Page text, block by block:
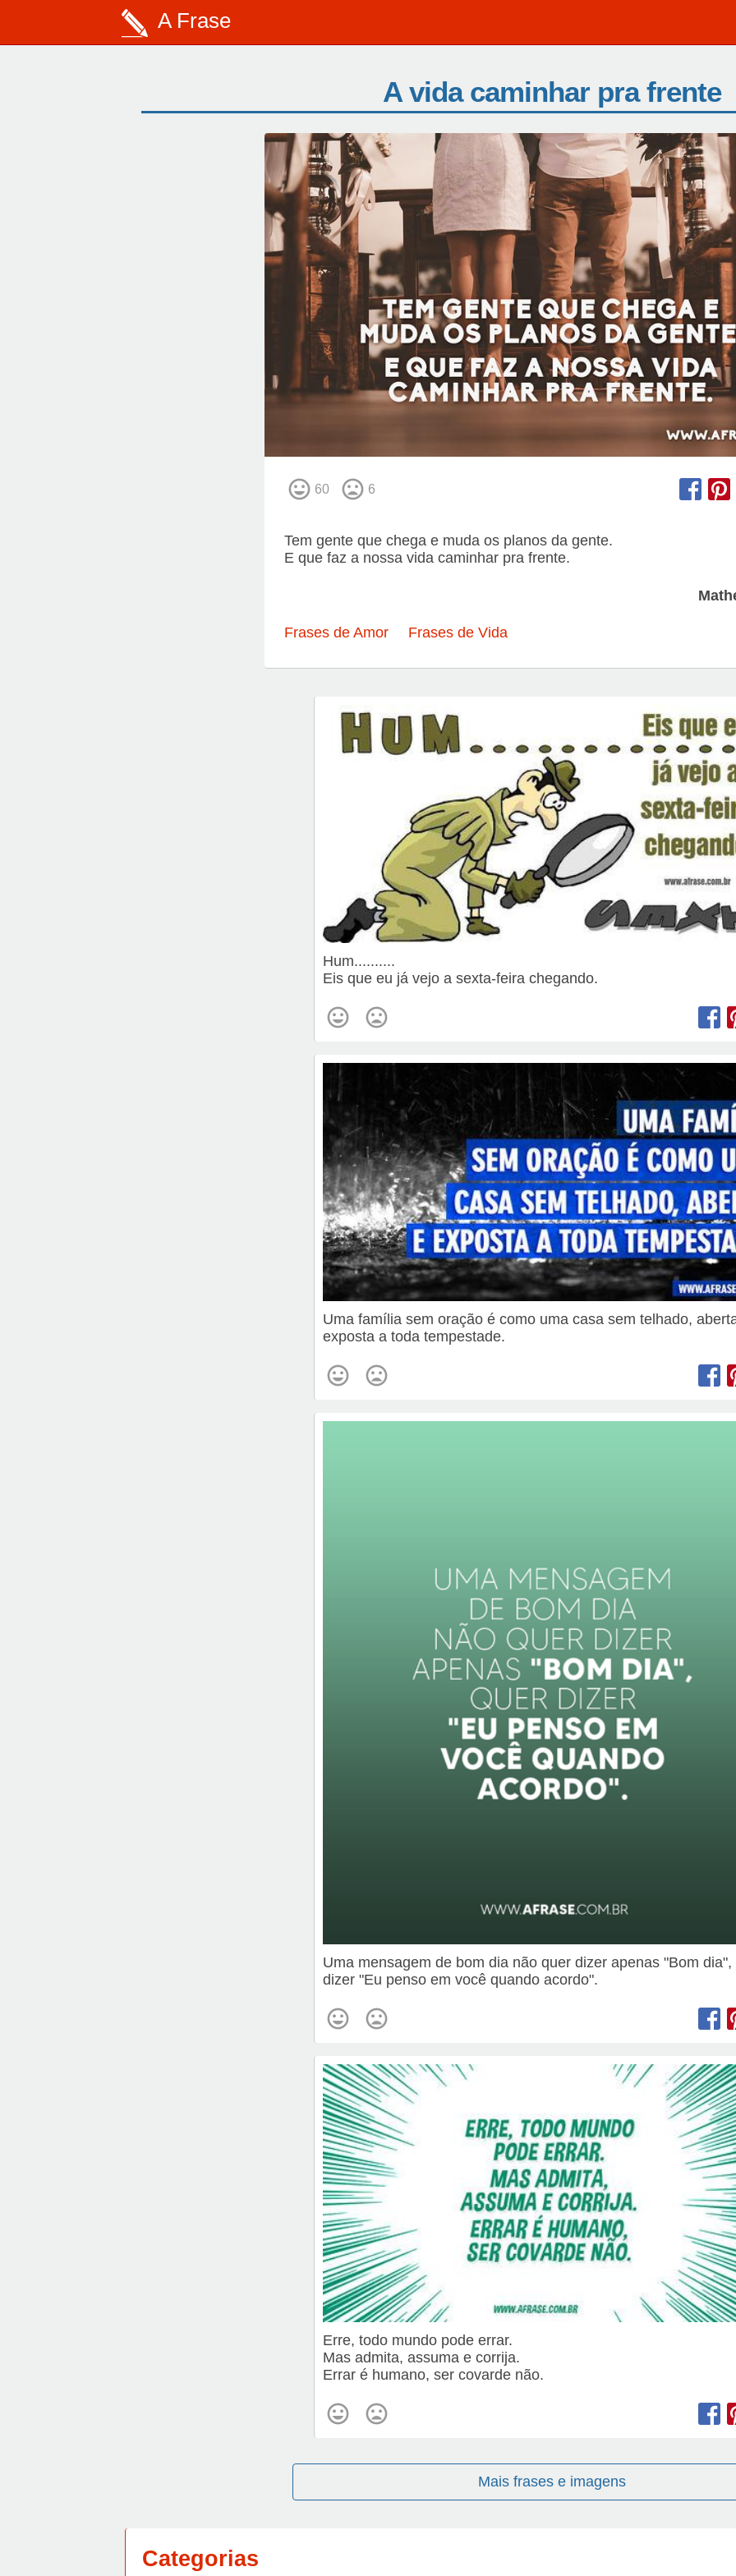
A Frase
A vida caminhar pra frente
60 6
Tem gente que chega e muda os planos da gente.
E que faz a nossa vida caminhar pra frente.
Frases de Amor Frases de Vida
Hum..........
Eis que eu já vejo a sexta-feira chegando.
Uma família sem oração é como uma casa sem telhado,
exposta a toda tempestade.
Uma mensagem de bom dia não quer dizer apenas "Bom dia",
dizer "Eu penso em você quando acordo".
Erre, todo mundo pode errar.
Mas admita, assuma e corrija.
Errar é humano, ser covarde não.
Mais frases e imagens
Categorias